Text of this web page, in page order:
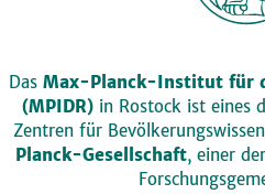
Das Max-Planck-Institut für
(MPIDR)in Rostock ist eines
Zentren für
Planck-Gesellschaft, einer